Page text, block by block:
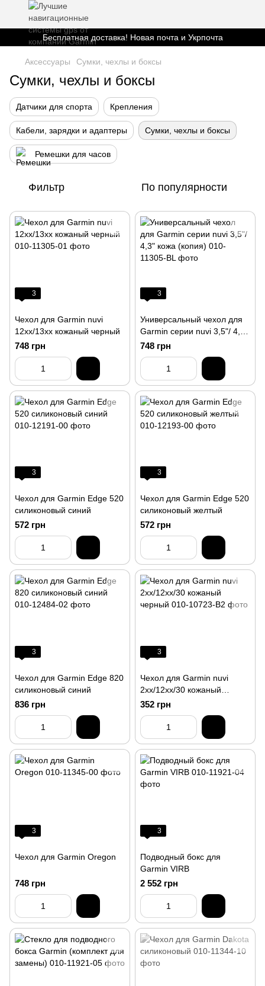
Бесплатная доставка! Новая почта и Укрпочта
Аксессуары Сумки, чехлы и боксы
Сумки, чехлы и боксы
Датчики для спорта Крепления
Кабели, зарядки и адаптеры Сумки, чехлы и боксы
Ремешки для часов
Фильтр По популярности
3
Чехол для Garmin nuvi
12xx/13xx кожаный черный
748 грн
3
Универсальный чехол для
Garmin серии nuvi 3,5"/ 4,3"
кожа (копия)
748 грн
3
Чехол для Garmin Edge 520
силиконовый синий
572 грн
3
Чехол для Garmin Edge 520
силиконовый желтый
572 грн
3
Чехол для Garmin Edge 820
силиконовый синий
836 грн
3
Чехол для Garmin nuvi
2xx/12xx/30 кожаный
черный
352 грн
3
Чехол для Garmin Oregon
748 грн
3
Подводный бокс для
Garmin VIRB
2 552 грн